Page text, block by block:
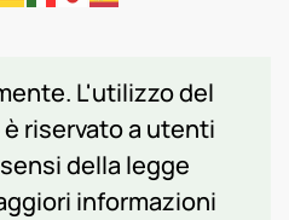
L'utilizzo del
riservato a utenti
della legge
informazioni